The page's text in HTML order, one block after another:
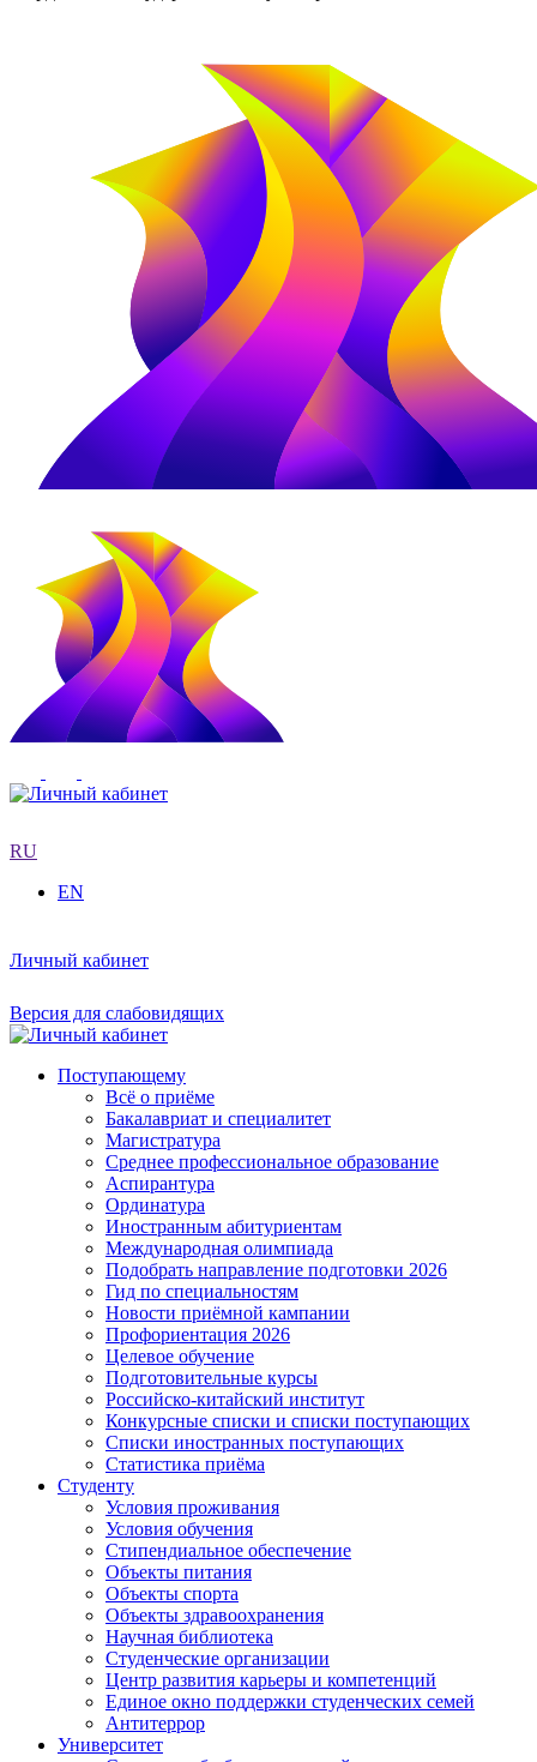
RU
EN
Личный кабинет
Версия для слабовидящих
Поступающему
Всё о приёме
Бакалавриат и специалитет
Магистратура
Среднее профессиональное образование
Аспирантура
Ординатура
Иностранным абитуриентам
Международная олимпиада
Подобрать направление подготовки 2026
Гид по специальностям
Новости приёмной кампании
Профориентация 2026
Целевое обучение
Подготовительные курсы
Российско-китайский институт
Конкурсные списки и списки поступающих
Списки иностранных поступающих
Статистика приёма
Студенту
Условия проживания
Условия обучения
Стипендиальное обеспечение
Объекты питания
Объекты спорта
Объекты здравоохранения
Научная библиотека
Студенческие организации
Центр развития карьеры и компетенций
Единое окно поддержки студенческих семей
Антитеррор
Университет